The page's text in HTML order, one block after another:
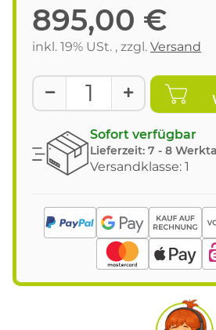
895,00 €
inkl. 19% USt. , zzgl. Versand
Sofort verfügbar
Lieferzeit: 7 - 8
Versandklasse: 1